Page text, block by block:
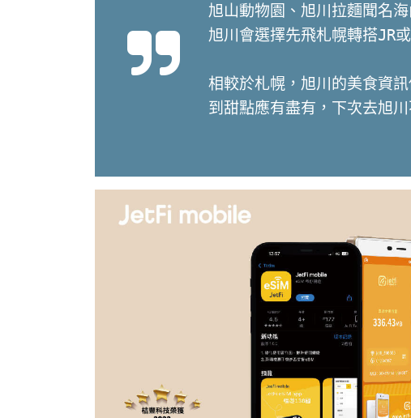
旭山動物園、旭川拉麵聞名
旭川會選擇先飛札幌轉搭JR
相較於札幌，旭川的美食資
到甜點應有盡有，下次去旭